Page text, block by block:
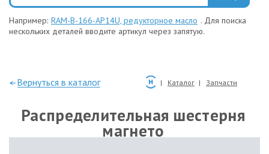
Например: RAM-B-166-AP14U, редукторное масло . Для поиска
нескольких деталей вводите артикул через запятую.
—Вернуться в каталог Каталог Запчасти
Распределительная шестерня
магнето